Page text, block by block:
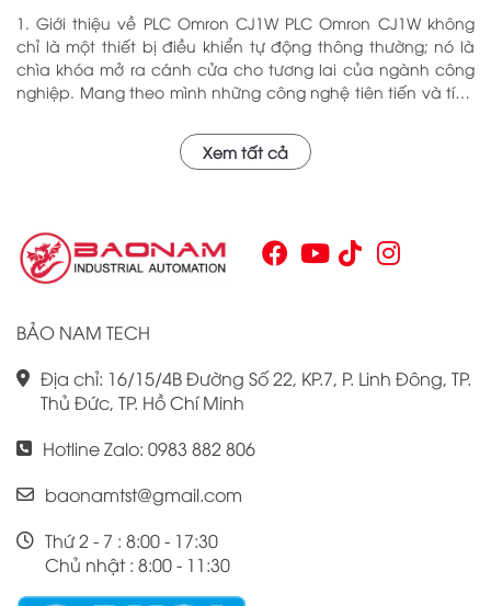
1. Giới thiệu về PLC Omron CJ1W PLC Omron CJ1W không
chỉ là một thiết bị điều khiển tự động thông thường; nó là
chìa khóa mở ra cánh cửa cho tương lai của ngành công
nghiệp. Mang theo mình những công nghệ tiên tiến và tính
mình qua nhiều năm phục vụ trong nhiều lĩnh vực khác
nhau. Với khả năng hoạt động ổn định và hiệu quả, sản
Chính vì vậy, việc nắm vững những thông tin cơ bản về PLC
Omron CJ1W là điều cần thiết cho bất kỳ ai muốn cải thiện
hiệu suất công việc của mình.
Xem tất cả
BẢO NAM TECH
Địa chỉ: 16/15/4B Đường Số 22, KP.7, P. Linh Đông, TP.
Thủ Đức, TP. Hồ Chí Minh
Hotline Zalo: 0983 882 806
baonamtst@gmail.com
Thứ 2 - 7 : 8:00 - 17:30
Chủ nhật : 8:00 - 11:30